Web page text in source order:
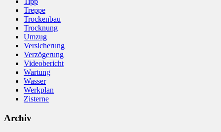
Treppe
Trockenbau
Trocknung
Umzug
Versicherung
Verzögerung
Videobericht
Wartung
Wasser
Werkplan
Zisterne
Archiv